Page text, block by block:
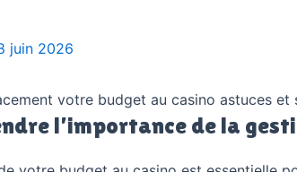
juin 2026
votre budget au casino astuces et
l’importance de la